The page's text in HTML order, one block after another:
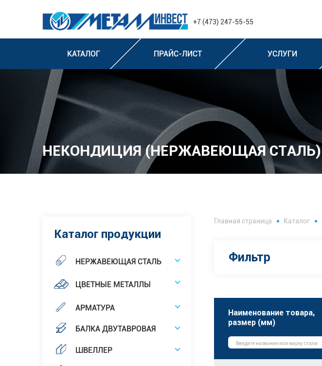
+7 (473) 247-55-55
КАТАЛОГ ПРАЙС-ЛИСТ УСЛУГИ
НЕКОНДИЦИЯ (НЕРЖАВЕЮЩАЯ СТАЛЬ)
Каталог продукции
НЕРЖАВЕЮЩАЯ СТАЛЬ
ЦВЕТНЫЕ МЕТАЛЛЫ
АРМАТУРА
БАЛКА ДВУТАВРОВАЯ
ШВЕЛЛЕР
Главная страница Каталог
Фильтр
Наименование товара,
размер (мм)